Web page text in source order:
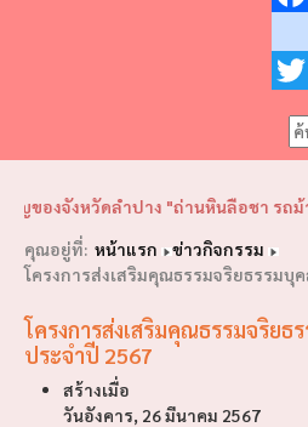
จังหวัดลำปาง "ถ่านหินลือชา รถม้าลือลั่
คุณอยู่ที่: หน้าแรก
ข่าวกิจกรรม
โครงการส่งเสริมคุณธรรมจริยธรรมบุ
โครงการส่งเสริมคุณธรรมจริยธ
ประจำปี 2567
สร้างเมื่อ
วันอังคาร, 26 มีนาคม 2567